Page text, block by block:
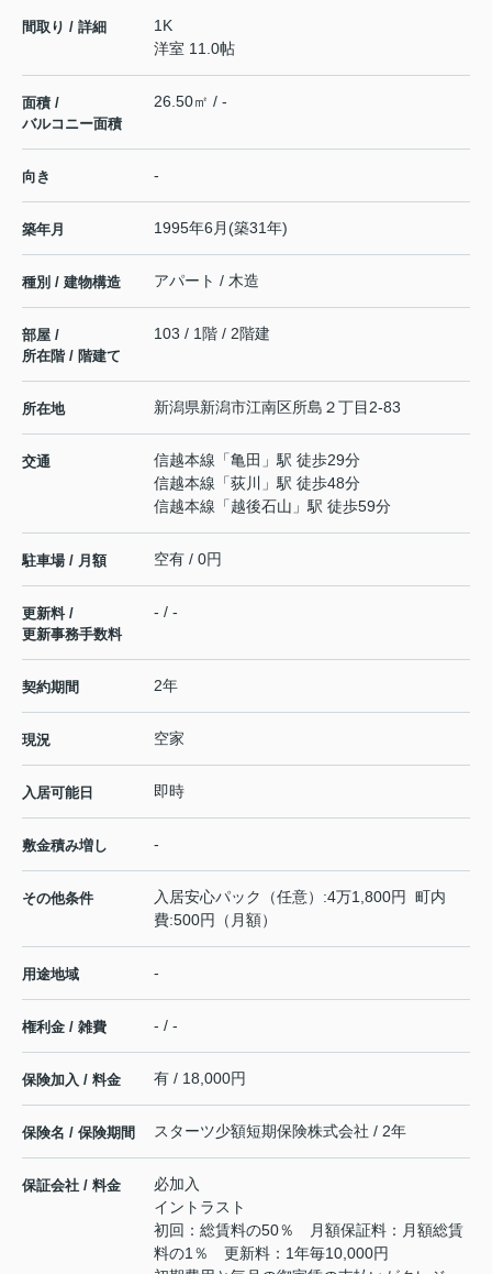
間取り / 詳細
1K
洋室 11.0帖
面積 /
バルコニー面積
26.50㎡ / -
向き -
築年月 1995年6月(築31年)
種別 / 建物構造 アパート / 木造
部屋 /
所在階 / 階建て
103 / 1階 / 2階建
所在地 新潟県新潟市江南区所島 ２丁目2-83
交通 信越本線 「亀田 」駅 徒歩29分
信越本線 「荻川
」駅 徒歩48分
信越本線 「越後石山 」駅 徒歩59分
駐車場 / 月額 空有 / 0円
更新料 /
更新事務手数料
- / -
契約期間 2年
現況 空家
入居可能日 即時
敷金積み増し -
その他条件
入居安心パック（任意）:4万1,800円 町内
費:500円（月額）
用途地域 -
権利金 / 雑費 - / -
保険加入 / 料金 有 / 18,000円
保険名 / 保険期間 スターツ少額短期保険株式会社 / 2年
保証会社 / 料金
必加入
イントラスト
初回：総賃料の50％ 月額保証料：月額総賃
料の1％ 更新料：1年毎10,000円